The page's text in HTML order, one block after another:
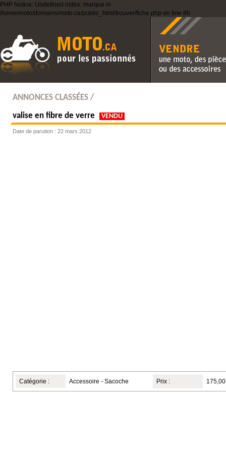
PHP Notice: Undefined index: marque in
/home/moto/domains/moto.ca/public_html/trouver/fiche.php on line 86
Vendre une moto, des
des accessoires
ANNONCES CLASSÉES /
valise en fibre de verre VENDU
Date de parution : 22 mars 2012
Catégorie : Accessoire - Sacoche Prix :